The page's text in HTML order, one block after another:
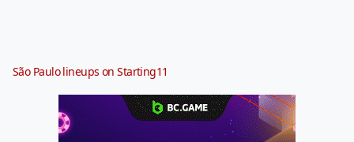
São Paulo lineups on Starting11